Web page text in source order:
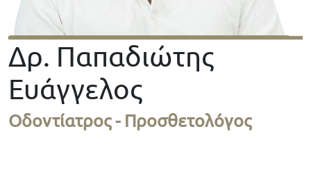
Δρ. Παπαδιώτης
Ευάγγελος
Οδοντίατρος - Προσθετολόγος